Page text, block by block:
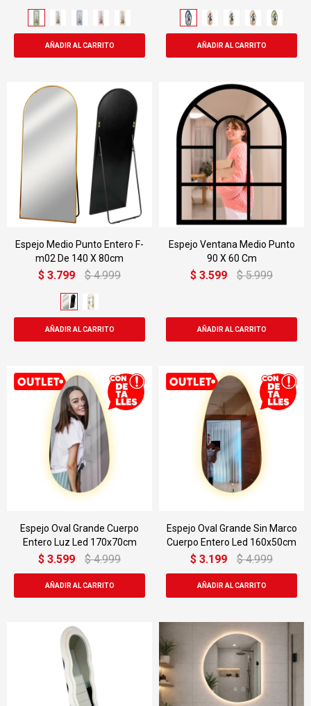
Espejo Medio Punto Entero F-
m02 De 140 X 80cm
$ 3.799 $ 4.999
Espejo Ventana Medio Punto
90 X 60 Cm
$ 3.599 $ 5.999
Espejo Oval Grande Cuerpo
Entero Luz Led 170x70cm
$ 3.599 $ 4.999
Espejo Oval Grande Sin Marco
Cuerpo Entero Led 160x50cm
$ 3.199 $ 4.999